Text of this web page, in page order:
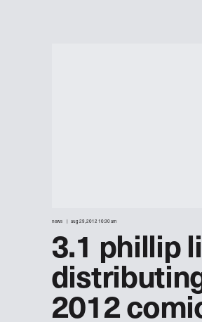
news aug 29, 2012 10:30 am
3.1 phillip
2012